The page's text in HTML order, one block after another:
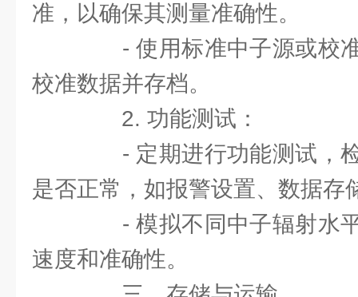
准，以确保其测量准确性。
- 使用标准中子源或校准
校准数据并存档。
2. 功能测试：
- 定期进行功能测试，检
是否正常，如报警设置、数据存
- 模拟不同中子辐射水平
速度和准确性。